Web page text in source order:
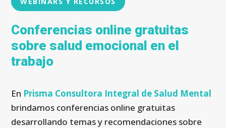
Conferencias online gratuitas
sobre salud emocional en el
trabajo
En Prisma Consultora Integral de Salud Mental
brindamos conferencias online gratuitas
desarrollando temas y recomendaciones sobre